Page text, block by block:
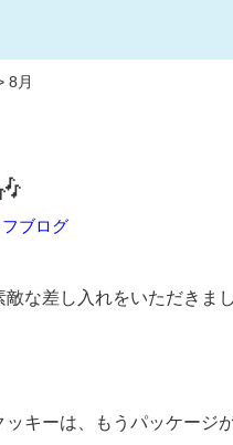
8月
ブログ
な差し入れをいただきま
キーは、もうパッケージ